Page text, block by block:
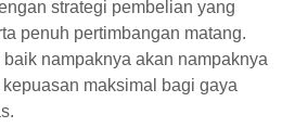
strategi pembelian yang
penuh pertimbangan matang.
nampaknya akan nampaknya
maksimal bagi gaya